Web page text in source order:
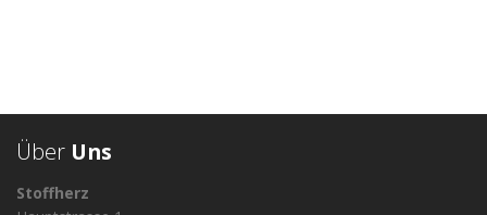
Über Uns
Stoffherz